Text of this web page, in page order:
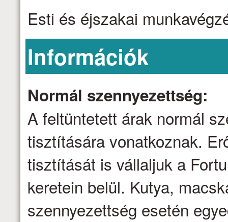
Esti és éjszakai
Információk
Normál szennyezettség:
A feltüntetett árak normál
tisztítására vonatkoznak.
tisztítását is vállaljuk a
keretein belül. Kutya,
szennyezettség esetén